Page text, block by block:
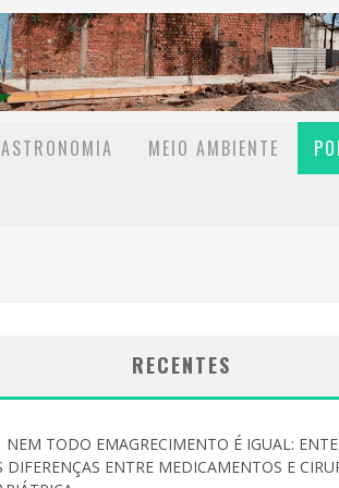
MEIO AMBIENTE
RECENTES
NEM TODO EMAGRECIMENTO É IGUAL:
DIFERENÇAS ENTRE MEDICAMENTOS E